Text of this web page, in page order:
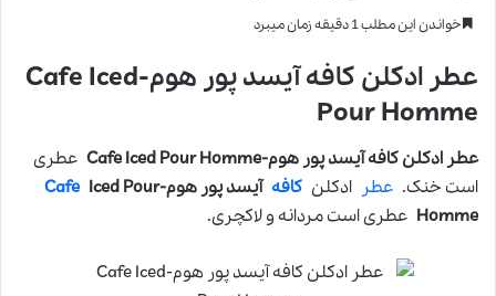
خواندن این مطلب 1 دقیقه زمان میبرد
عطر ادکلن کافه آیسد پور هوم-Cafe Iced
Pour Homme
عطر ادکلن کافه آیسد پور هوم-Cafe Iced Pour Homme
عطری
است خنک. عطر ادکلن کافه آیسد پور هوم- Cafe Iced Pour
Homme عطری است مردانه و لاکچری.